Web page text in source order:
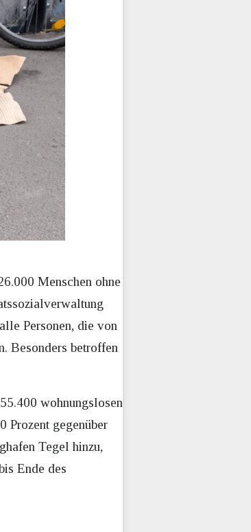
Menschen ohne
Personen, die von
Besonders betroffen
wohnungslosen
Prozent gegenüber
Tegel hinzu,
Ende des